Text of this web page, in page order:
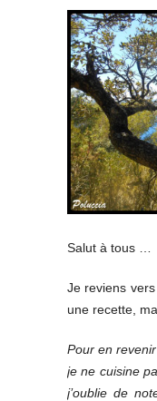
Salut à tous …
Je reviens
une recette,
Pour en revenir
je ne cuisine
j’oublie de